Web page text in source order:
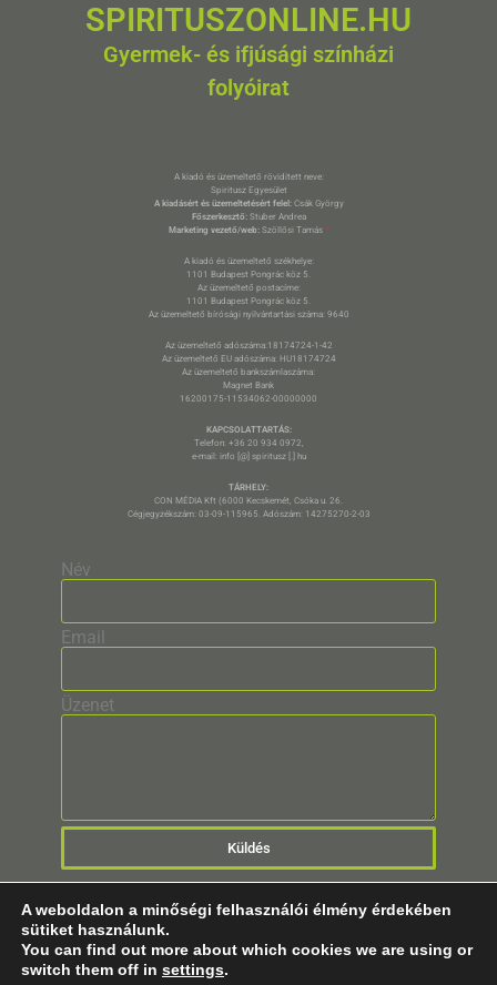
SPIRITUSZONLINE.HU
Gyermek- és ifjúsági színházi
folyóirat
A kiadó és üzemeltető rövidített neve:
Spiritusz Egyesület
A kiadásért és üzemeltetésért felel:Csák György
Főszerkesztő:Stuber Andrea
Marketing vezető/web: Szöllősi Tamás *
A kiadó és üzemeltető székhelye:
1101 Budapest Pongrác köz 5.
Az üzemeltető postacíme:
1101 Budapest Pongrác köz 5.
Az üzemeltető bírósági nyilvántartási száma: 9640
Az üzemeltető adószáma:18174724-1-42
Az üzemeltető EU adószáma: HU18174724
Az üzemeltető bankszámlaszáma:
Magnet Bank
16200175-11534062-00000000
KAPCSOLATTARTÁS:
Telefon: +36 20 934 0972,
e-mail: info [@] spiritusz [.] hu
TÁRHELY:
CON MÉDIA Kft (6000 Kecskemét, Csóka u. 26.
Cégjegyzékszám: 03-09-115965. Adószám: 14275270-2-03
Név
Email
Üzenet
Küldés
© 2025 Minden Jog Fenntartva!
A weboldalon a minőségi felhasználói élmény érdekében
sütiket használunk.
You can find out more about which cookies we are using or
switch them off in settings.